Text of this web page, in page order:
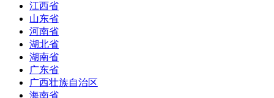
江西省
山东省
河南省
湖北省
湖南省
广东省
广西壮族自治区
海南省